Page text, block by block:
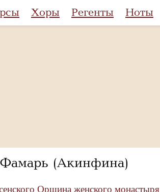
Хоры Регенты Ноты
(Акинфина)
Оршина женского монастыря